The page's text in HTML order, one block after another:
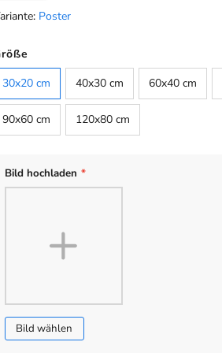
Poster
Default
30x20 cm
40x30 cm 60x40 cm
90x60 cm 120x80 cm
Bild hochladen *
Bild wählen